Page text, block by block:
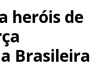
heróis de
Brasileira